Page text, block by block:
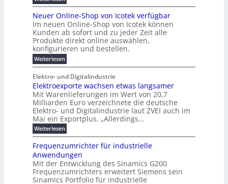
ü
r
o
k
r
a
i
e
n
s
t
n
e
r
a
t
P
l
u
g
F
e
s
t
K
a
b
e
l
m
a
n
a
e
m
e
n
t
e
r
t
e
n
H
a
l
b
j
a
h
r
2
0
2
6
n
e
u
r
W
a
g
o
-
C
E
O
s
t
c
k
e
r
ü
S
t
r
ö
m
e
b
i
s
5
A
P
r
o
i
n
e
t
f
ü
h
r
e
n
d
e
s
i
n
u
s
t
r
i
Neuer Online-Shop von Icotek verfügbar
Im neuen Online-Shop von Icotek können
Kunden ab sofort und zu jeder Zeit alle
Produkte direkt online auswählen,
konfigurieren und bestellen.
Weiterlesen:
N
u
e
r
O
n
l
i
n
e
-
S
h
o
p
v
Elektro- und Digitalindustrie
Elektroexporte wachsen etwas langsamer
Mit Warenlieferungen im Wert von 20,7
Milliarden Euro verzeichnete die deutsche
Elektro- und Digitalindustrie laut ZVEI auch im
Mai ein Exportplus. „Allerdings…
Weiterlesen:
E
e
k
t
r
o
Frequenzumrichter für industrielle
Anwendungen
Mit der Entwicklung des Sinamics G200
Frequenzumrichters erweitert Siemens sein
Sinamics Portfolio für industrielle